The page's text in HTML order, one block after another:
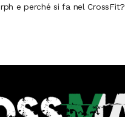
e perché si fa nel CrossFit?